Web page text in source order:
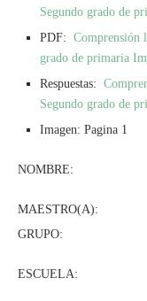
Segundo grado de
PDF: Comprensión
grado de primaria
Respuestas:
Segundo grado de
Imagen: Pagina 1
GRUPO:
ESCUELA: